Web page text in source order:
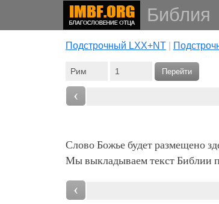
Библия
Подстрочный LXX+NT|
Перейти
‹
Слово Божье будет размещено
Мы выкладываем текст Библии
‹